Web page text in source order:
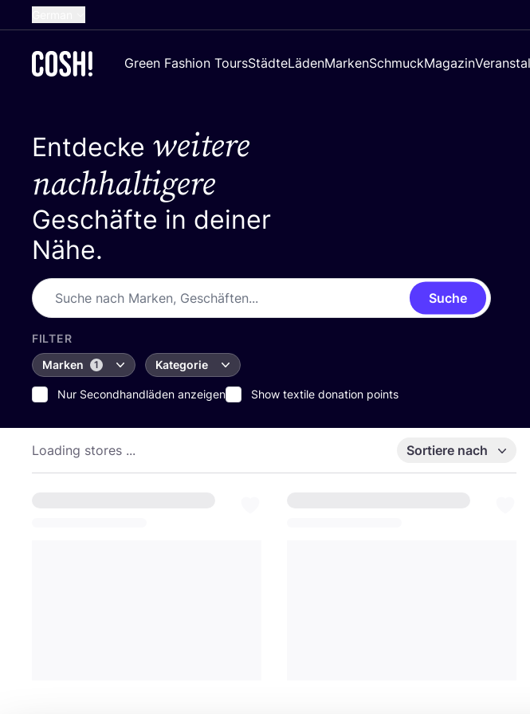
Dutch
Spanish
Green Fashion ToursStädteLädenMarkenSchmuckMagazin
Entdecke weitere
nachhaltigere
Geschäfte in deiner
Nähe.
Suche
FILTER
Marken
1 Kategorie
Nur Secondhandläden anzeigen Show textile donation points
Loading stores ... Sortiere nach